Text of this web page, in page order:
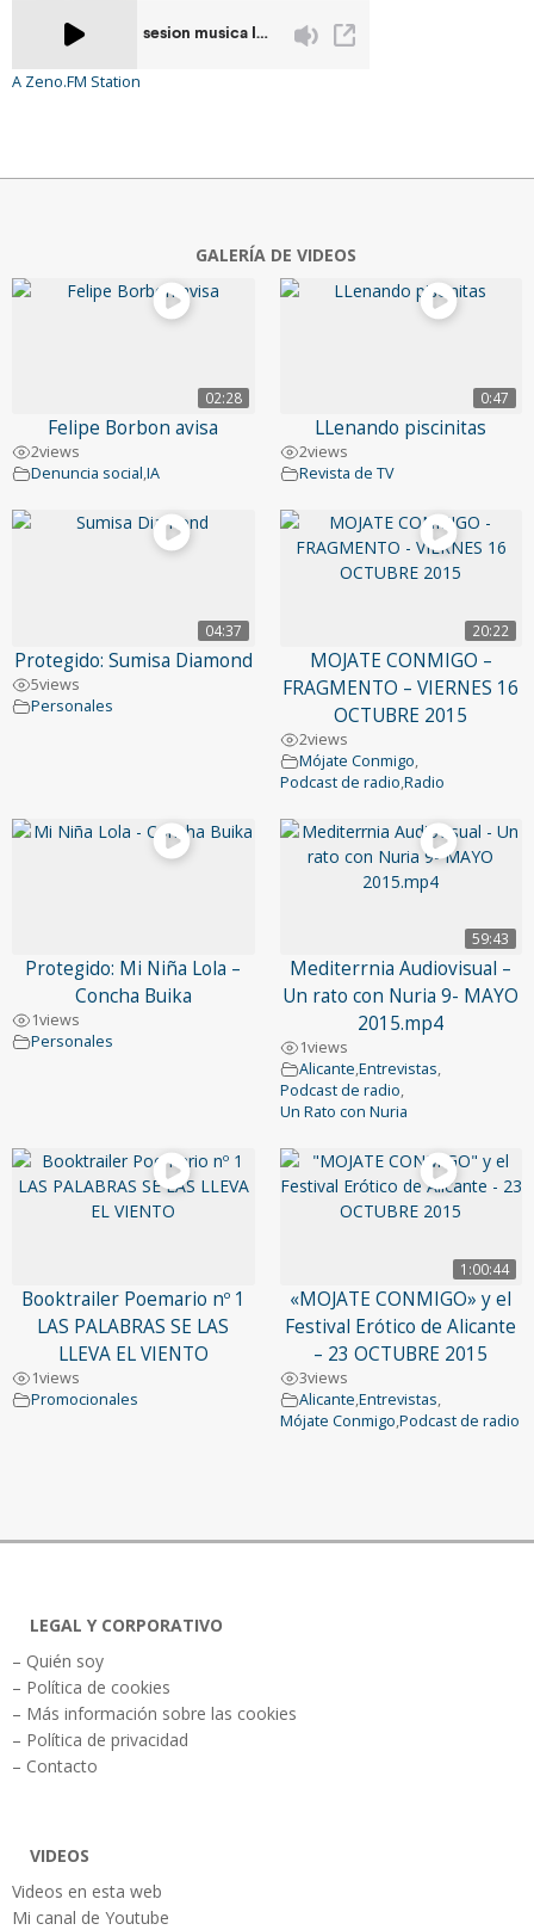
A Zeno.FM Station
GALERÍA DE VIDEOS
02:28
Felipe Borbon avisa
2views
Denuncia social,IA
0:47
LLenando piscinitas
2views
Revista de TV
04:37
Protegido: Sumisa Diamond
5views
Personales
20:22
MOJATE CONMIGO –
FRAGMENTO – VIERNES 16
OCTUBRE 2015
2views
Mójate Conmigo,
Podcast de radio,Radio
Protegido: Mi Niña Lola –
Concha Buika
1views
Personales
59:43
Mediterrnia Audiovisual –
Un rato con Nuria 9- MAYO
2015.mp4
1views
Alicante,Entrevistas,
Podcast de radio,
Un Rato con Nuria
Booktrailer Poemario nº 1
LAS PALABRAS SE LAS
LLEVA EL VIENTO
1views
Promocionales
1:00:44
«MOJATE CONMIGO» y el
Festival Erótico de Alicante
– 23 OCTUBRE 2015
3views
Alicante,Entrevistas,
Mójate Conmigo,Podcast de radio
LEGAL Y CORPORATIVO
– Quién soy
– Política de cookies
– Más información sobre las cookies
– Política de privacidad
– Contacto
VIDEOS
Videos en esta web
Mi canal de Youtube